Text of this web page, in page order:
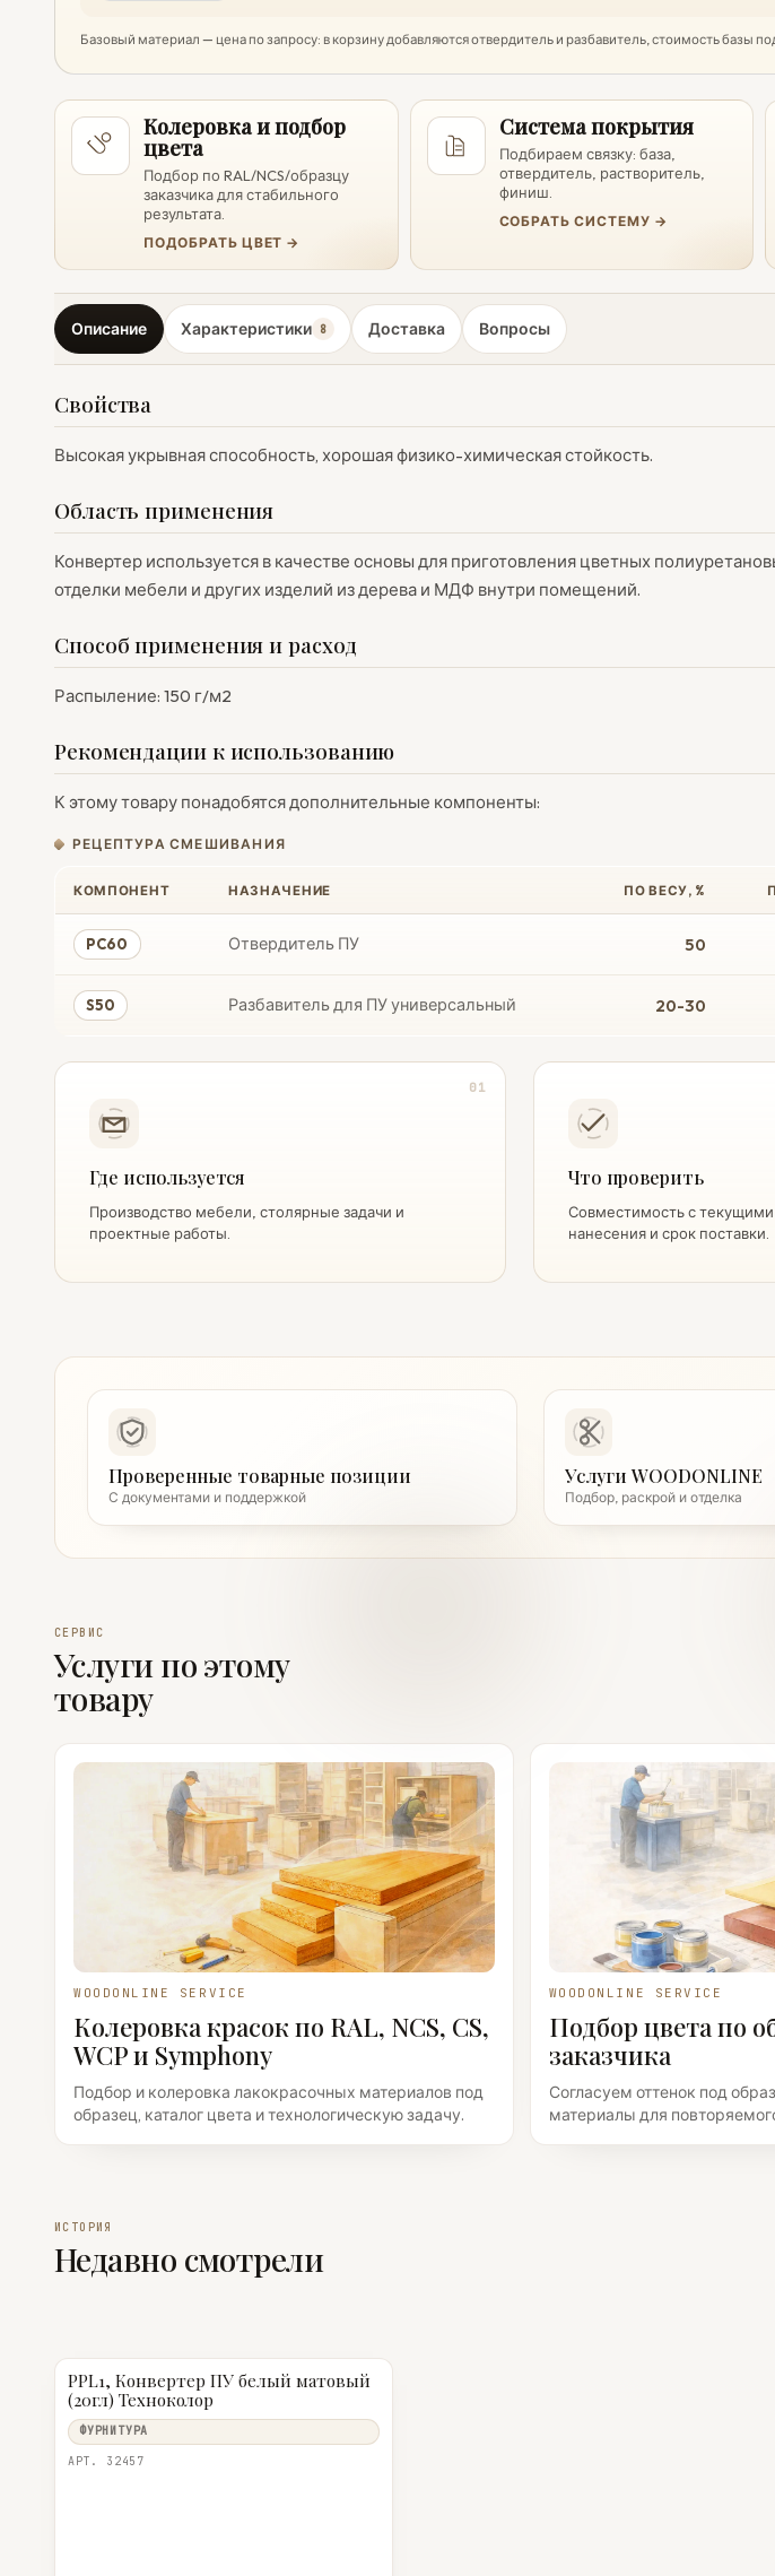
Базовый материал — цена по запросу: в корзину добавляются отвердитель и разбавитель, стоимость базы
Колеровка и подбор
цвета
Подбор по RAL/NCS/образцу
заказчика для стабильного
результата.
ПОДОБРАТЬ ЦВЕТ →
Система покрытия
Подбираем связку: база,
отвердитель, растворитель,
финиш.
СОБРАТЬ СИСТЕМУ →
Описание Характеристики 8 Доставка Вопросы
Свойства
Высокая укрывная способность, хорошая физико-химическая стойкость.
Область применения
Конвертер используется в качестве основы для приготовления цветных
отделки мебели и других изделий из дерева и МДФ внутри помещений.
Способ применения и расход
Распыление: 150 г/м2
Рекомендации к использованию
К этому товару понадобятся дополнительные компоненты:
РЕЦЕПТУРА СМЕШИВАНИЯ
КОМПОНЕНТ НАЗНАЧЕНИЕ ПО ВЕСУ, %
PC60 Отвердитель ПУ 50
S50 Разбавитель для ПУ универсальный 20-30
01
Где используется
Производство мебели, столярные задачи и
проектные работы.
Что проверить
Совместимость с
нанесения и срок поставки.
Проверенные товарные позиции
С документами и поддержкой
Услуги WOODONLINE
Подбор, раскрой и отделка
СЕРВИС
Услуги по этому
товару
WOODONLINE SERVICE
Колеровка красок по RAL, NCS, CS,
WCP и Symphony
Подбор и колеровка лакокрасочных материалов под
образец, каталог цвета и технологическую задачу.
WOODONLINE SERVICE
Подбор цвета по
заказчика
Согласуем оттенок под
материалы для
ИСТОРИЯ
Недавно смотрели
PPL1, Конвертер ПУ белый матовый
(20гл) Техноколор
ФУРНИТУРА
АРТ. 32457